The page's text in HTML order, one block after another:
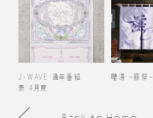
J-WAVE 通年番組
表 4月度
曙湯 ~藤祭~